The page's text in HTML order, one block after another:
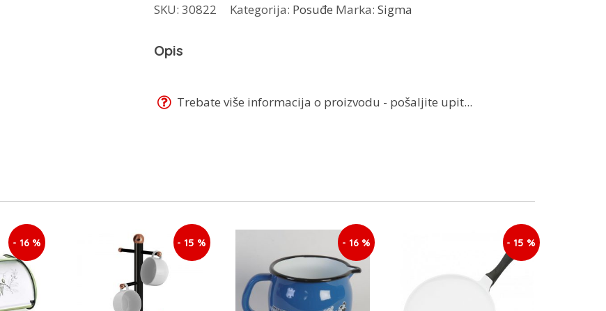
3/1
1430-
količina
SKU: 30822 Kategorija: Posuđe Marka: Sigma
Opis
Trebate više informacija o proizvodu - pošaljite upit...
- 16 % - 15 % - 16 % - 15 %